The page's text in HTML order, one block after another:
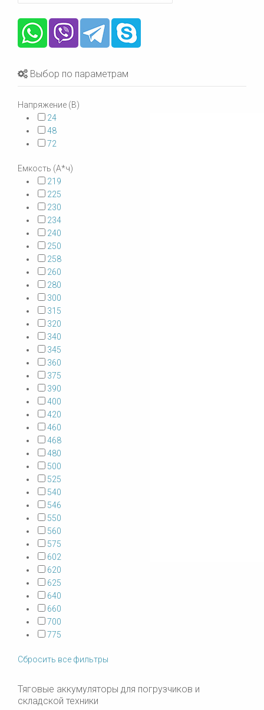
Выбор по параметрам
Напряжение (В)
24
48
72
Емкость (А*ч)
219
225
230
234
240
250
258
260
280
300
315
320
340
345
360
375
390
400
420
460
468
480
500
525
540
546
550
560
575
602
620
625
640
660
700
775
Сбросить все фильтры
Тяговые аккумуляторы для погрузчиков и
складской техники